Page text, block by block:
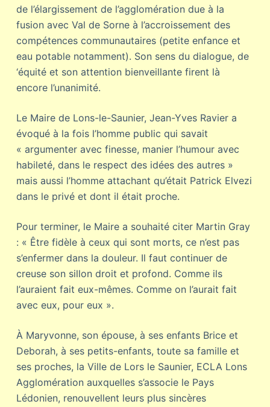
de l’élargissement de l’agglomération due à la
fusion avec Val de Sorne à l’accroissement des
compétences communautaires (petite enfance et
eau potable notamment). Son sens du dialogue, de
‘équité et son attention bienveillante firent là
encore l’unanimité.
Le Maire de Lons-le-Saunier, Jean-Yves Ravier a
évoqué à la fois l’homme public qui savait
« argumenter avec finesse, manier l’humour avec
habileté, dans le respect des idées des autres »
mais aussi l’homme attachant qu’était Patrick Elvezi
dans le privé et dont il était proche.
Pour terminer, le Maire a souhaité citer Martin Gray
: « Être fidèle à ceux qui sont morts, ce n’est pas
s’enfermer dans la douleur. Il faut continuer de
creuse son sillon droit et profond. Comme ils
l’auraient fait eux-mêmes. Comme on l’aurait fait
avec eux, pour eux ».
À Maryvonne, son épouse, à ses enfants Brice et
Deborah, à ses petits-enfants, toute sa famille et
ses proches, la Ville de Lors le Saunier, ECLA Lons
Agglomération auxquelles s’associe le Pays
Lédonien, renouvellent leurs plus sincères